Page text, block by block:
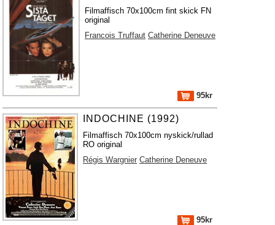
Filmaffisch 70x100cm fint skick FN
original
Francois Truffaut Catherine Deneuve
95kr
INDOCHINE (1992)
Filmaffisch 70x100cm nyskick/rullad
RO original
Régis Wargnier Catherine Deneuve
95kr